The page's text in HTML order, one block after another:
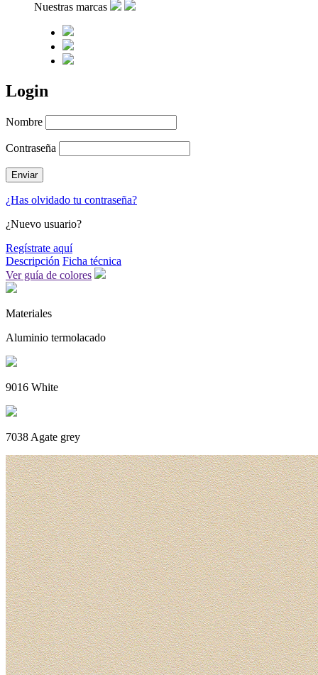
Nuestras marcas
Login
Nombre
Contraseña
¿Has olvidado tu contraseña?
¿Nuevo usuario?
Regístrate aquí
Descripción Ficha técnica
Ver guía de colores
Materiales
Aluminio termolacado
9016 White
7038 Agate grey